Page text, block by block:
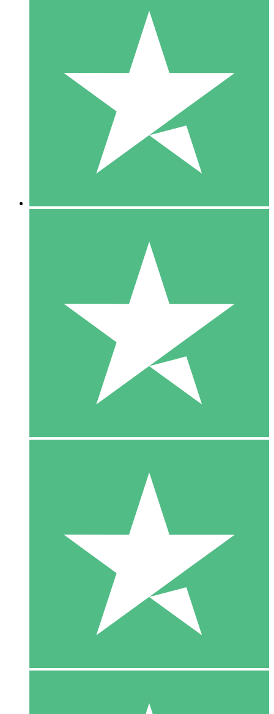
Pacotes de Créditos Individuais
Pague conforme o uso com créditos de download. Sem
1000
10 Downloads
20 00